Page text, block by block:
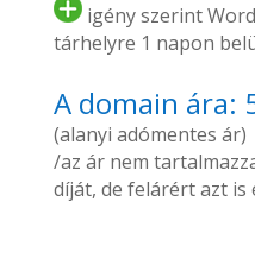
igény szerint
tárhelyre 1 napon
A domain ára:
(alanyi adómentes ár)
/az ár nem
díját, de felárért azt